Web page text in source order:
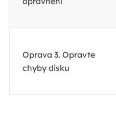
Oprava 3. Opravte
chyby disku